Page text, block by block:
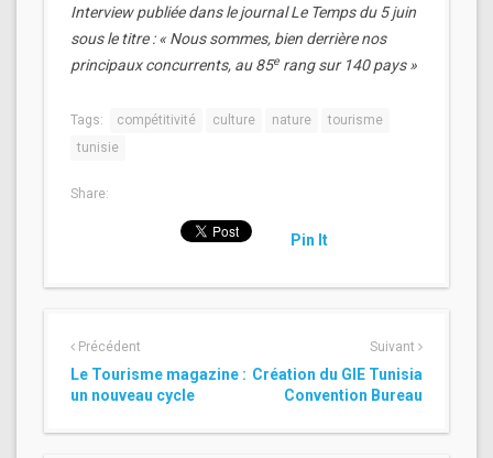
Interview publiée dans le journal Le Temps du 5 juin
sous le titre : « Nous sommes, bien derrière nos
principaux concurrents, au 85e rang sur 140 pays »
Tags: compétitivité culture nature
tourisme
tunisie
Share:
Pin It
Précédent
Le Tourisme magazine :
un nouveau cycle
Suivant
Création du GIE Tunisia
Convention Bureau